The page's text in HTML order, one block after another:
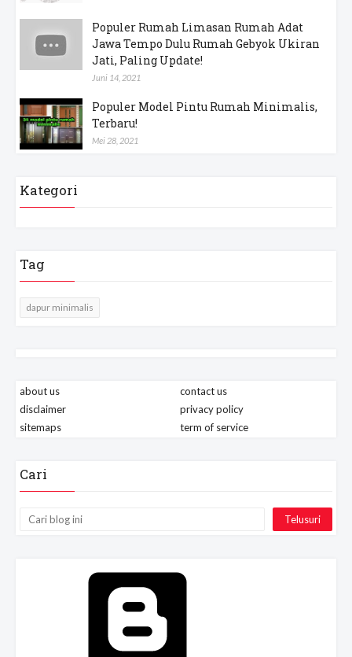
Populer Rumah Limasan Rumah Adat
Jawa Tempo Dulu Rumah Gebyok Ukiran
Jati, Paling Update!
Juni 14, 2021
Populer Model Pintu Rumah Minimalis,
Terbaru!
Mei 28, 2021
Kategori
Tag
dapur minimalis
about us
contact us
disclaimer
privacy policy
sitemaps
term of service
Cari